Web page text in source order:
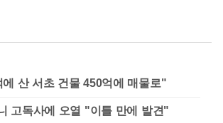
산 서초 건물 450억에 매물로"
고독사에 오열 "이틀 만에 발견"